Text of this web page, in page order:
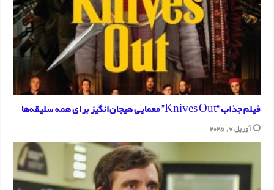
فیلم جذاب “Knives Out” معمایی هیجان‌انگیز برای همه سلیقه‌ها
آوریل 7, 2025